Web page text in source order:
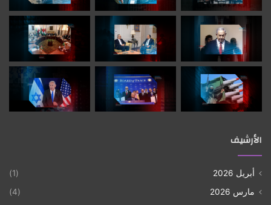
الأمريكية الداخلية التي يعول عليها نتنياهو وحكومته، لأن أي
عقوبات أمريكية على إسرائيل تعتبرها المؤسسات
الأمريكية تخلياً عن شريكها الاستراتيجي في الشرق
الأوسط.
الوسوم اسرائيل الضفة الغربية فلسطين
الأرشيف
أبريل 2026
(1)
مارس 2026
(4)